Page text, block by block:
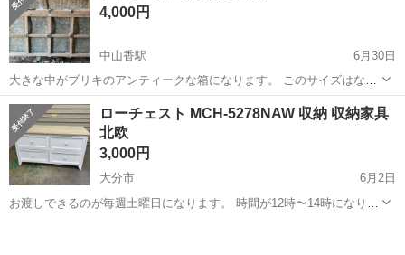
4,000円
中山香駅
6月30日
大きな中がブリキのアンティークな箱になります。 このサイズはなか
なかありません。 軽トラ等で無いと積み込みは出来ないかと思いま
す。 よろしくお願い申し上げます。 サイズ H960.w1820.D875 上記誤
差あ...
大分 杵築市 中山香駅 収納家具 ブリキ
ローチェスト MCH-5278NAW 収納 収納家具
北欧
3,000円
大分市
6月2日
お渡しできるのが毎週土曜日になります。 時間が12時〜14時になりま